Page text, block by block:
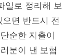
일로 정리해 보
면 반드시 전
순한 지출이
분이 낸 보험